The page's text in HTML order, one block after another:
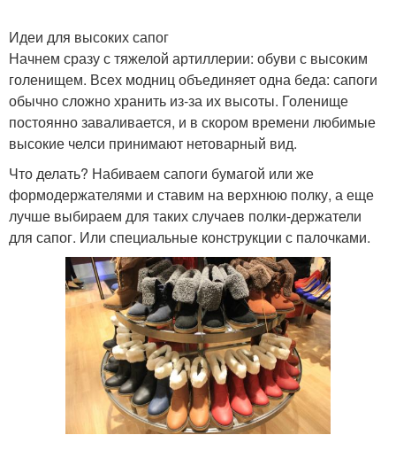
Идеи для высоких сапог
Начнем сразу с тяжелой артиллерии: обуви с высоким
голенищем. Всех модниц объединяет одна беда: сапоги
обычно сложно хранить из-за их высоты. Голенище
постоянно заваливается, и в скором времени любимые
высокие челси принимают нетоварный вид.
Что делать? Набиваем сапоги бумагой или же
формодержателями и ставим на верхнюю полку, а еще
лучше выбираем для таких случаев полки-держатели
для сапог. Или специальные конструкции с палочками.